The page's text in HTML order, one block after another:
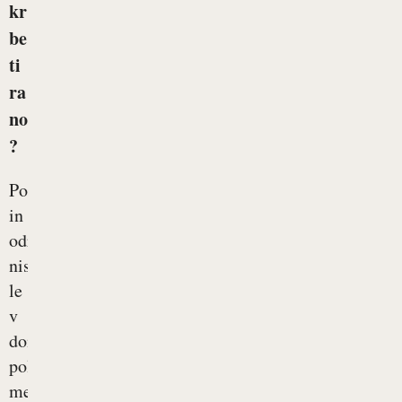
kr
be
ti
ra
no
?
Poškodbe
in
odrgnine
niso
le
v
domeni
poletnih
mesecev,